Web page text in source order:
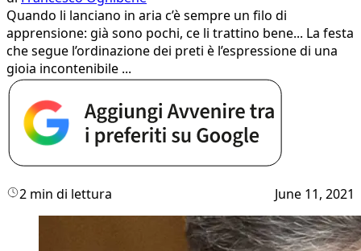
Quando li lanciano in aria c’è sempre un filo di
apprensione: già sono pochi, ce li trattino bene... La festa
che segue l’ordinazione dei preti è l’espressione di una
gioia incontenibile ...
2 min di lettura June 11, 2021